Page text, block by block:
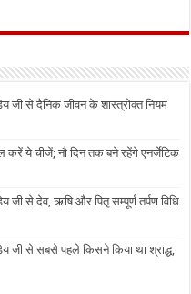
जी से दैनिक जीवन के शास्त्रोक्त नियम
करें ये चीजें; नौ दिन तक बने रहेंगे एनर्जेटिक
जी से देव, ऋषि और पितृ सम्पूर्ण तर्पण विधि
जी से सबसे पहले किसने किया था श्राद्ध,